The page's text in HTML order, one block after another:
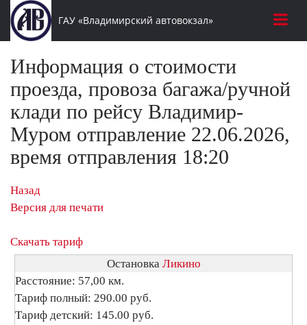
ГАУ «Владимирский автовокзал»
Информация о стоимости
проезда, провоза багажа/ручной
клади по рейсу Владимир-
Муром отправление 22.06.2026,
время отправления 18:20
Назад
Версия для печати
Скачать тариф
Остановка Ликино
Расстояние: 57,00 км.
Тариф полный: 290.00 руб.
Тариф детский: 145.00 руб.